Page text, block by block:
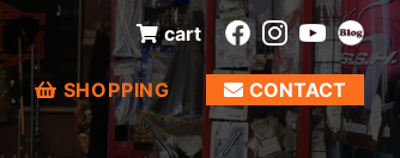
SHOPPING CONTACT
cart